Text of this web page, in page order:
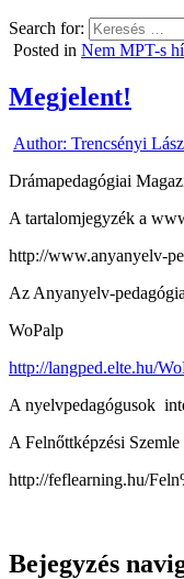
Search for:
Posted in Nem MPT-s
Megjelent!
Author: Trencsényi
Drámapedagógiai
A tartalomjegyzék a
http://www.anyanyelv-
Az Anyanyelv-
WoPalp
http://langped.elte.hu/
A nyelvpedagógusok
A Felnőttképzési
http://feflearning.hu/
Bejegyzés